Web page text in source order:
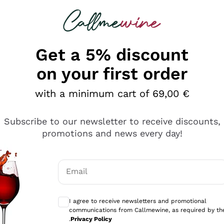
looking for
è male ma secondo me ci sono alternative che
Get a 5% discount
on your first order
with a minimum cart of 69,00 €
Subscribe to our newsletter to receive discounts,
promotions and news every day!
Email
I agree to receive newsletters and promotional
communications from Callmewine, as required by
.Privacy Policy